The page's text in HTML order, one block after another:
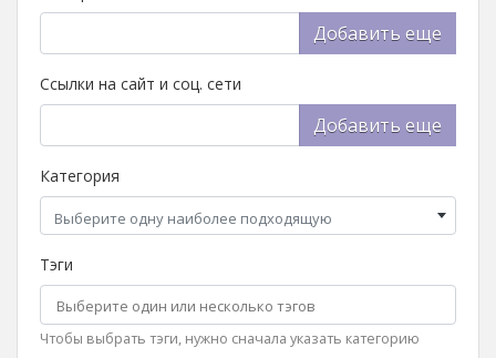
Добавить еще
Ссылки на сайт и соц. сети
Добавить еще
Категория
Выберите одну наиболее подходящую
Тэги
Чтобы выбрать тэги, нужно сначала указать категорию